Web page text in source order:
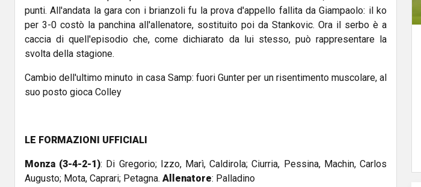
punti. All'andata la gara con i brianzoli fu la prova d'appello fallita da Giampaolo: il ko
per 3-0 costò la panchina all'allenatore, sostituito poi da Stankovic. Ora il serbo è a
caccia di quell'episodio che, come dichiarato da lui stesso, può rappresentare la
svolta della stagione.
Cambio dell'ultimo minuto in casa Samp: fuori Gunter per un risentimento muscolare, al
suo posto gioca Colley
LE FORMAZIONI UFFICIALI
Monza (3-4-2-1): Di Gregorio; Izzo, Marì, Caldirola; Ciurria, Pessina, Machin, Carlos
Augusto; Mota, Caprari; Petagna. Allenatore: Palladino